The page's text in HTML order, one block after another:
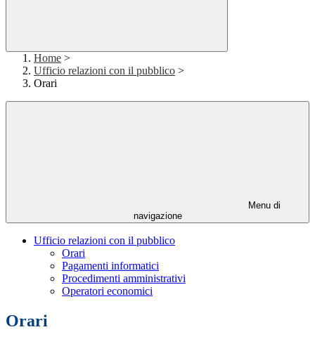
Home >
Ufficio relazioni con il pubblico >
Orari
Menu di
navigazione
Ufficio relazioni con il pubblico
Orari
Pagamenti informatici
Procedimenti amministrativi
Operatori economici
Orari